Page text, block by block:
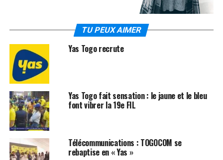
TU PEUX AIMER
Yas Togo recrute
Yas Togo fait sensation : le jaune et le bleu
font vibrer la 19e FIL
Télécommunications : TOGOCOM se
rebaptise en « Yas »